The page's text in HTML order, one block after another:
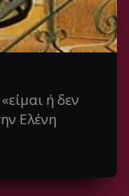
ή δεν
Ελένη